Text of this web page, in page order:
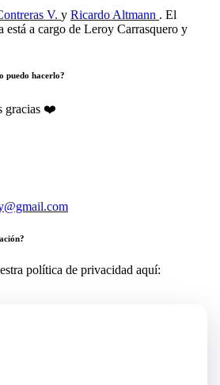
V. y Ricardo Altmann . El
está a cargo de Leroy Carrasquero y
puedo hacerlo?
gracias ❤️
política de privacidad aquí: